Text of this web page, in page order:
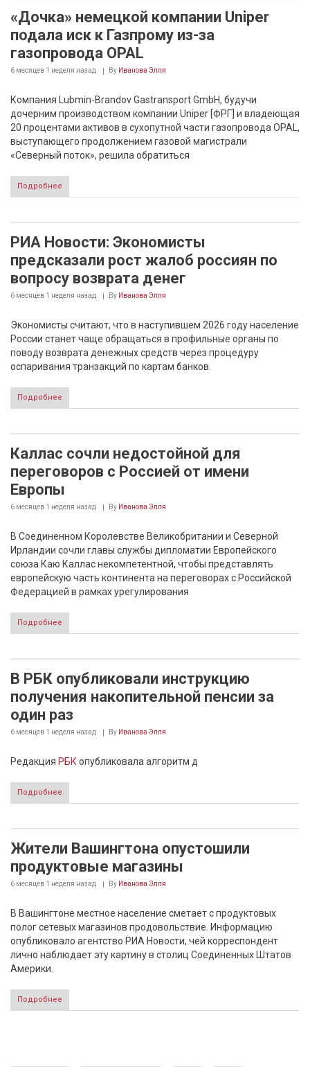
«Дочка» немецкой компании Uniper
подала иск к Газпрому из-за
газопровода OPAL
6 месяцев 1 неделя назад By Иванова Элля
Компания Lubmin-Brandov Gastransport GmbH, будучи
дочерним производством компании Uniper [ФРГ] и владеющая
20 процентами активов в сухопутной части газопровода OPAL,
выступающего продолжением газовой магистрали
«Северный поток», решила обратиться
Подробнее
РИА Новости: Экономисты
предсказали рост жалоб россиян по
вопросу возврата денег
6 месяцев 1 неделя назад By Иванова Элля
Экономисты считают, что в наступившем 2026 году население
России станет чаще обращаться в профильные органы по
поводу возврата денежных средств через процедуру
оспаривания транзакций по картам банков.
Подробнее
Каллас сочли недостойной для
переговоров с Россией от имени
Европы
6 месяцев 1 неделя назад By Иванова Элля
В Соединенном Королевстве Великобритании и Северной
Ирландии сочли главы службы дипломатии Европейского
союза Каю Каллас некомпетентной, чтобы представлять
европейскую часть континента на переговорах с Российской
Федерацией в рамках урегулирования
Подробнее
В РБК опубликовали инструкцию
получения накопительной пенсии за
один раз
6 месяцев 1 неделя назад By Иванова Элля
Редакция РБК опубликовала алгоритм д
Подробнее
Жители Вашингтона опустошили
продуктовые магазины
6 месяцев 1 неделя назад By Иванова Элля
В Вашингтоне местное население сметает с продуктовых
полог сетевых магазинов продовольствие. Информацию
опубликовало агентство РИА Новости, чей корреспондент
лично наблюдает эту картину в столиц Соединенных Штатов
Америки.
Подробнее
Страницы